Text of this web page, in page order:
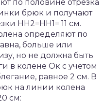
по половине отрезка
брюк и получают
НН2=НН1= 11 см.
определяют по
больше или
но не должна быть
в колене Ок с учетом
равное 2 см. В
на линии колена
см: